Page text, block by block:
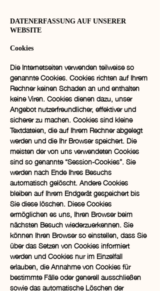
DATENERFASSUNG AUF UNSERER
WEBSITE
Cookies
Die Internetseiten verwenden teilweise so
genannte Cookies. Cookies richten auf Ihrem
Rechner keinen Schaden an und enthalten
keine Viren. Cookies dienen dazu, unser
Angebot nutzerfreundlicher, effektiver und
sicherer zu machen. Cookies sind kleine
Textdateien, die auf Ihrem Rechner abgelegt
werden und die Ihr Browser speichert. Die
meisten der von uns verwendeten Cookies
sind so genannte “Session-Cookies”. Sie
werden nach Ende Ihres Besuchs
automatisch gelöscht. Andere Cookies
bleiben auf Ihrem Endgerät gespeichert bis
Sie diese löschen. Diese Cookies
ermöglichen es uns, Ihren Browser beim
nächsten Besuch wiederzuerkennen. Sie
können Ihren Browser so einstellen, dass Sie
über das Setzen von Cookies informiert
werden und Cookies nur im Einzelfall
erlauben, die Annahme von Cookies für
bestimmte Fälle oder generell ausschließen
sowie das automatische Löschen der